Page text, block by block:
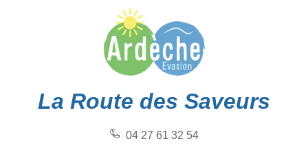
La Route des Saveurs
04 27 61 32 54